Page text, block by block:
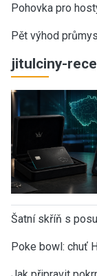
Pohovka pro
Pět výhod
jitulciny-
Šatní skříň s
Poke bowl: chuť